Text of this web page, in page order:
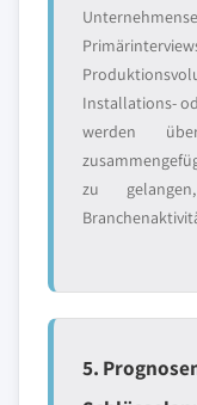
Installations-
werden
zu
5.